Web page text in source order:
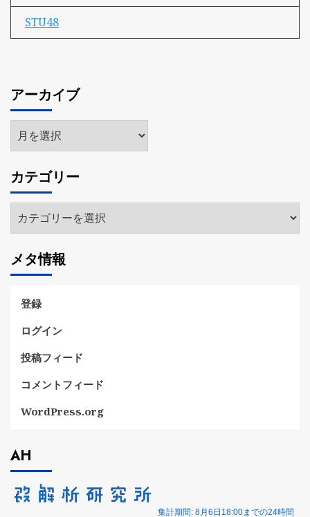
STU48
アーカイブ
ア
ー
イ
ブ
カテゴリー
テ
リ
ー
メタ情報
登録
ログイン
投稿フィード
コメントフィード
WordPress.org
AH